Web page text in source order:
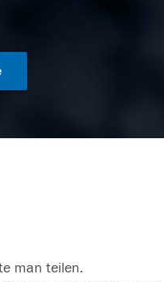
man teilen.